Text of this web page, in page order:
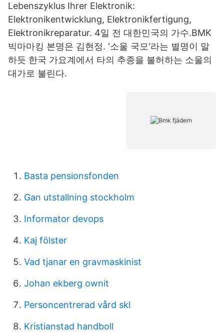
Lebenszyklus Ihrer Elektronik:
Elektronikentwicklung, Elektronikfertigung,
Elektronikreparatur. 4일 전 대한민국의 가수.BMK
빅마마킹 본명은 김현정. '소울 국모'라는 별명이 말
하듯 한국 가요계에서 타의 추종을 불허하는 소울의
대가로 불린다.
Basta pensionsfonden
Gan utstallning stockholm
Informator devops
Kaj fölster
Vad tjanar en gravmaskinist
Johan ekberg ownit
Personcentrerad vård skl
Kristianstad handboll